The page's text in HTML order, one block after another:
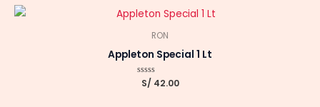
RON
Appleton Special 1 Lt
Valorado
con
S/ 42.00